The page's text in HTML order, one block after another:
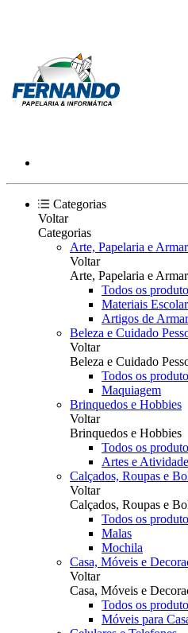
Categorias
Voltar
Categorias
Arte, Papelaria e
Voltar
Arte, Papelaria e
Todos os
Materiais
Artigos de
Beleza e Cuidado
Voltar
Beleza e Cuidado
Todos os
Maquiagem
Brinquedos e Hobbies
Voltar
Brinquedos e Hobbies
Todos os
Artes e
Calçados, Roupas e
Voltar
Calçados, Roupas e
Todos os
Malas
Mochila
Casa, Móveis e
Voltar
Casa, Móveis e
Todos os
Móveis para